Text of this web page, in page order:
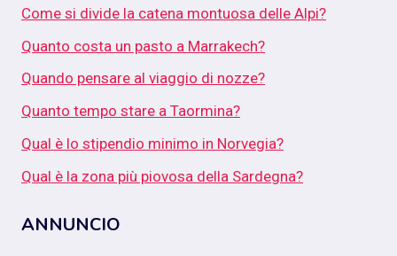
Come si divide la catena montuosa delle Alpi?
Quanto costa un pasto a Marrakech?
Quando pensare al viaggio di nozze?
Quanto tempo stare a Taormina?
Qual è lo stipendio minimo in Norvegia?
Qual è la zona più piovosa della Sardegna?
ANNUNCIO